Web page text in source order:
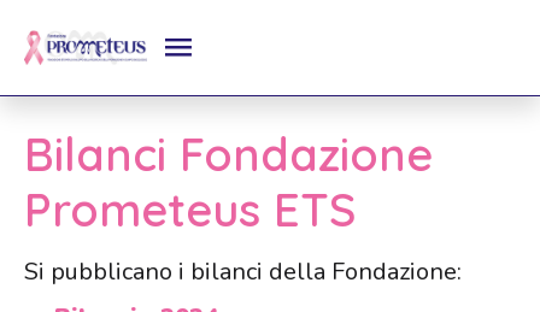
Bilanci Fondazione
Prometeus ETS
Si pubblicano i bilanci della Fondazione: